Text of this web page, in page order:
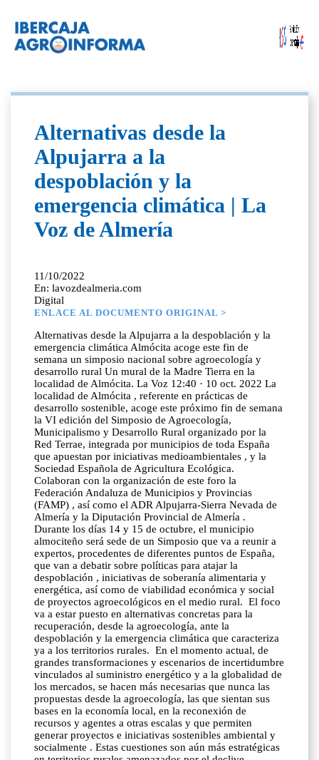
Alternativas desde la
Alpujarra a la
despoblación y la
emergencia climática | La
Voz de Almería
11/10/2022
En: lavozdealmeria.com
Digital
ENLACE AL DOCUMENTO ORIGINAL >
Alternativas desde la Alpujarra a la despoblación y la
emergencia climática Almócita acoge este fin de
semana un simposio nacional sobre agroecología y
desarrollo rural Un mural de la Madre Tierra en la
localidad de Almócita. La Voz 12:40 · 10 oct. 2022 La
localidad de Almócita , referente en prácticas de
desarrollo sostenible, acoge este próximo fin de semana
la VI edición del Simposio de Agroecología,
Municipalismo y Desarrollo Rural organizado por la
Red Terrae, integrada por municipios de toda España
que apuestan por iniciativas medioambientales , y la
Sociedad Española de Agricultura Ecológica.
Colaboran con la organización de este foro la
Federación Andaluza de Municipios y Provincias
(FAMP) , así como el ADR Alpujarra-Sierra Nevada de
Almería y la Diputación Provincial de Almería .
Durante los días 14 y 15 de octubre, el municipio
almociteño será sede de un Simposio que va a reunir a
expertos, procedentes de diferentes puntos de España,
que van a debatir sobre políticas para atajar la
despoblación , iniciativas de soberanía alimentaria y
energética, así como de viabilidad económica y social
de proyectos agroecológicos en el medio rural. El foco
va a estar puesto en alternativas concretas para la
recuperación, desde la agroecología, ante la
despoblación y la emergencia climática que caracteriza
ya a los territorios rurales. En el momento actual, de
grandes transformaciones y escenarios de incertidumbre
vinculados al suministro energético y a la globalidad de
los mercados, se hacen más necesarias que nunca las
propuestas desde la agroecología, las que sientan sus
bases en la economía local, en la reconexión de
recursos y agentes a otras escalas y que permiten
generar proyectos e iniciativas sostenibles ambiental y
socialmente . Estas cuestiones son aún más estratégicas